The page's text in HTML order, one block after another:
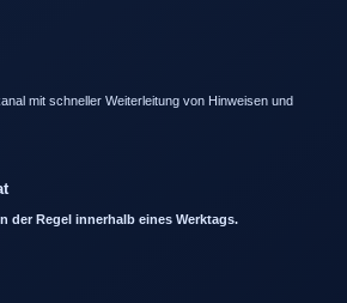
mit schneller Weiterleitung von Hinweisen und
der Regel innerhalb eines Werktags.